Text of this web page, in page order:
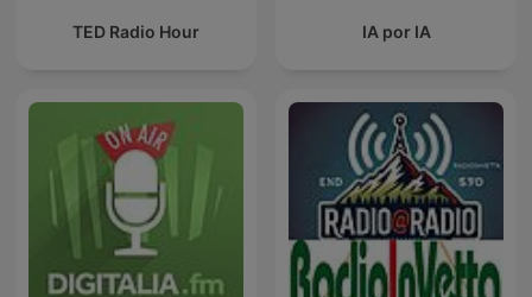
TED Radio Hour IA por IA